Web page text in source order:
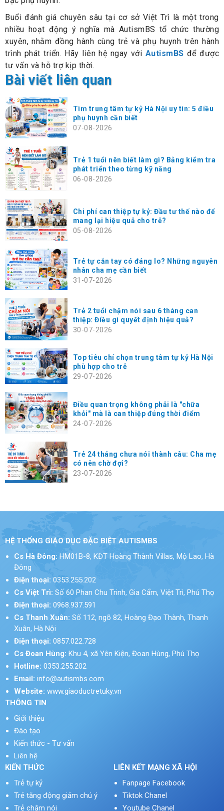
Buổi đánh giá chuyên sâu tại cơ sở Việt Trì là một trong
nhiều hoạt động ý nghĩa mà AutismBS tổ chức thường
xuyên, nhằm đồng hành cùng trẻ và phụ huynh trên hành
trình phát triển. Hãy liên hệ ngay với AutismBS để được
tư vấn và hỗ trợ kịp thời.
Bài viết liên quan
Tìm trung tâm tự kỷ Hà Nội uy tín: 5 điều
phụ huynh cần biết
07-08-2026
Trẻ 1 tuổi nên biết làm gì? Bảng kiểm tra
phát triển theo từng kỹ năng
06-08-2026
Chi phí can thiệp tự kỷ: Đầu tư thế nào để
mang lại hiệu quả cho trẻ?
05-08-2026
Trẻ tự cắn tay có đáng lo? Những nguyên
nhân cha mẹ cần biết
31-07-2026
Trẻ 2 tuổi chậm nói sau 6 tháng can
thiệp: Điều gì quyết định hiệu quả?
30-07-2026
Top tiêu chí chọn trung tâm tự kỷ Hà Nội
phù hợp cho trẻ
29-07-2026
Điều quan trọng không phải là "chữa
khỏi" mà là can thiệp đúng thời điểm
24-07-2026
Trẻ 24 tháng chưa nói thành câu: Cha mẹ
có nên chờ đợi?
23-07-2026
HỆ THỐNG GIÁO DỤC ĐẶC BIỆT AUTISMBS
Cs Hà Đông: HM01B-8, KĐT Hoàng Thành Villas, Mộ Lao, Hà
Đông
Điện thoại: 0353.255.202
Cs Việt Trì: Số 60 Phan Chu Trinh, Gia Cẩm, Việt Trì, Phú Thọ
Điện thoại: 0968.937.591
Cs Thanh Xuân: Số 112, ngõ 82, Hoàng Đạo Thành, Thanh
Xuân, Hà Nội
Điện thoại: 0857.022.728
Cs Đoan Hùng: Khu 4, xã Yên Kiện, Đoan Hùng, Phú Thọ
Hotline: 0353.255.202
Email: info@autismbs.com
Website: www.giaoductretuky.vn
THÔNG TIN
Giới thiệu
Đào tạo
Kiến thức - Tư vấn
Liên hệ
KIẾN THỨC
Trẻ tự kỷ
Trẻ tăng động giảm chú ý
Trẻ chậm nói
LIÊN KẾT MẠNG XÃ HỘI
Fanpage Facebook
Tiktok Chanel
Youtube Chanel